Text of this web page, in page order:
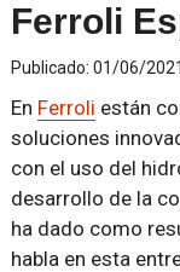
Ferroli
Publicado: 01/06/2021
En Ferroli están
soluciones
con el uso del
desarrollo de la
ha dado como
habla en esta